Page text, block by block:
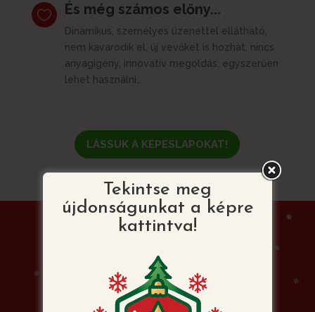
 És még számos előny...
Dinamikus, személyes üzenettel ellátható,
nem kavarodik el, új vevőket is hozhat, nincs
anyagigény, innovatív megoldás, egyszerűen
lehet használni…
LÁSSUK A KÉPESLAPOKAT!
Mitől lesz egyedi a
Karácsonyi Videó
Képeslap?
Tekintse meg
újdonságunkat a képre
kattintva!